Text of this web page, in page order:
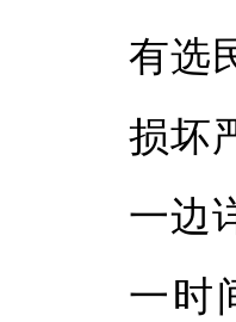
有选
损坏
一边
一时